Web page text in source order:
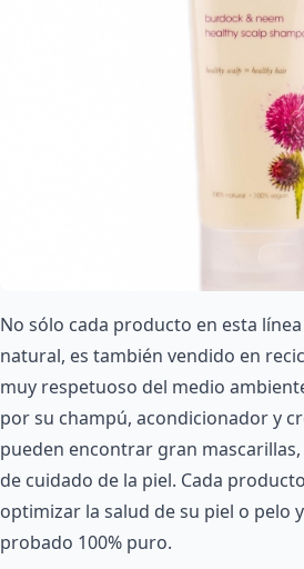
No sólo cada producto en esta
natural, es también vendido en
muy respetuoso del medio
por su champú, acondicionador y
pueden encontrar gran
de cuidado de la piel. Cada
optimizar la salud de su piel o pelo
probado 100% puro.